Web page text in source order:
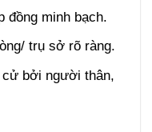
đồng minh bạch.
trụ sở rõ ràng.
bởi người thân,